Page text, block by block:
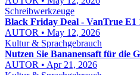
Schreibwerkzeuge
Black Friday Deal - VanTrue E1
AUTOR • May 12, 2026
Kultur & Sprachgebrauch
Nutzen Sie Bananensaft für die
AUTOR • Apr 21, 2026